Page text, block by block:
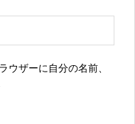
ザーに自分の名前、